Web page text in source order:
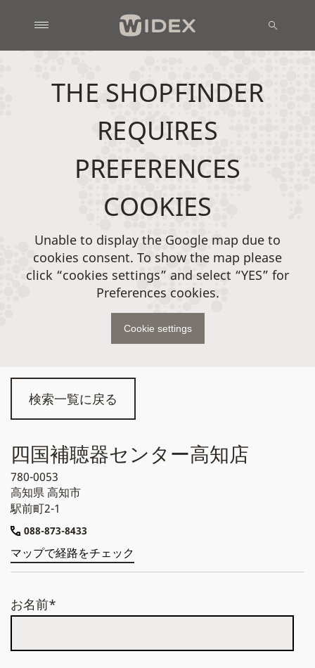
検索一覧に戻る
四国補聴器センター高知店
780-0053
高知県高知市
駅前町2-1
088-873-8433
マップで経路をチェック
お名前*
THE SHOPFINDER
REQUIRES
PREFERENCES
COOKIES
Unable to display the Google map due to
cookies consent. To show the map please
click “cookies settings” and select “YES” for
Preferences cookies.
Cookie settings